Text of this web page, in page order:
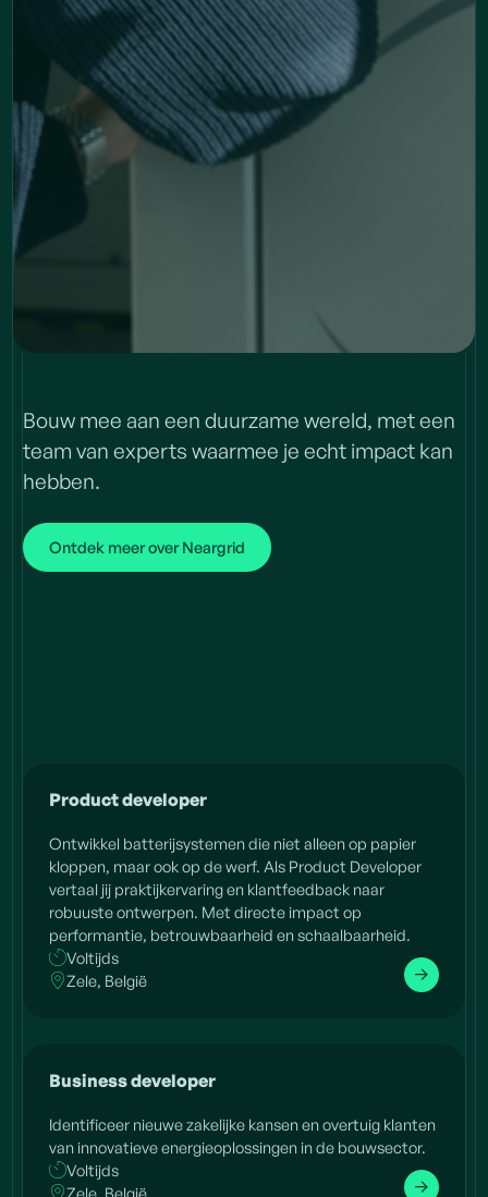
Joinour team
Bouw mee aan een duurzame wereld, met een
team van experts waarmee je echt impact kan
hebben.
Ontdek meer over Neargrid
Product developer
Ontwikkel batterijsystemen die niet alleen op papier
kloppen, maar ook op de werf. Als Product Developer
vertaal jij praktijkervaring en klantfeedback naar
robuuste ontwerpen. Met directe impact op
performantie, betrouwbaarheid en schaalbaarheid.
Voltijds
Zele, België
Business developer
Identificeer nieuwe zakelijke kansen en overtuig klanten
van innovatieve energieoplossingen in de bouwsector.
Voltijds
Zele, België